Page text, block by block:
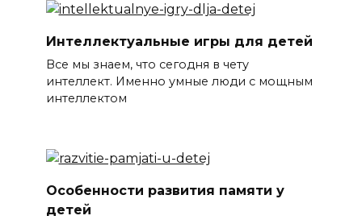
Интеллектуальные игры для детей
Все мы знаем, что сегодня в чету
интеллект. Именно умные люди с мощным
интеллектом
Особенности развития памяти у
детей